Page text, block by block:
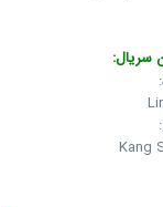
سریال:
Kang